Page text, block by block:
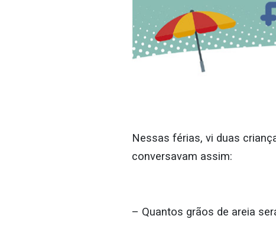
Nessas férias, vi duas
conversavam assim:
– Quantos grãos de areia